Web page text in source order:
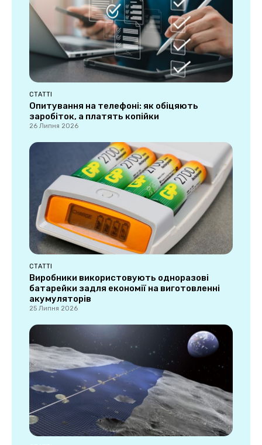
СТАТТІ
Опитування на телефоні: як обіцяють
заробіток, а платять копійки
26 Липня 2026
СТАТТІ
Виробники використовують одноразові
батарейки задля економії на виготовленні
акумуляторів
25 Липня 2026